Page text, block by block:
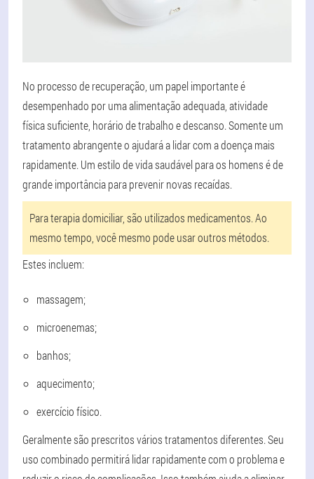
No processo de recuperação, um papel importante é
desempenhado por uma alimentação adequada, atividade
física suficiente, horário de trabalho e descanso. Somente um
tratamento abrangente o ajudará a lidar com a doença mais
rapidamente. Um estilo de vida saudável para os homens é de
grande importância para prevenir novas recaídas.
Para terapia domiciliar, são utilizados medicamentos. Ao
mesmo tempo, você mesmo pode usar outros métodos.
Estes incluem:
massagem;
microenemas;
banhos;
aquecimento;
exercício físico.
Geralmente são prescritos vários tratamentos diferentes. Seu
uso combinado permitirá lidar rapidamente com o problema e